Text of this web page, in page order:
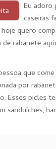
Eu adoro
caseiras
quero
rabanete
que
por
Esses picles
sanduíches,